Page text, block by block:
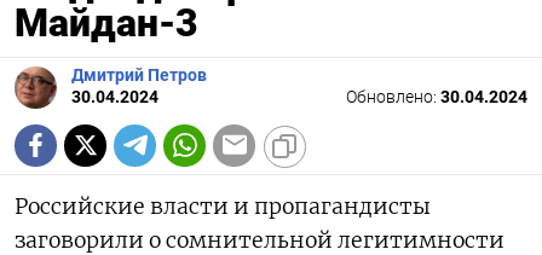
Майдан-3
Дмитрий Петров
30.04.2024
Обновлено: 30.04.2024
Российские власти и пропагандисты
заговорили о сомнительной легитимности